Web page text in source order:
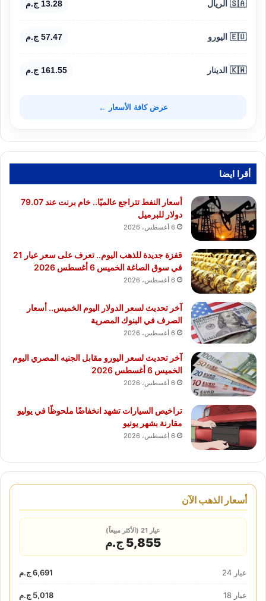
🇸🇦 الريال 13.28 ج.م
🇪🇺 اليورو 57.47 ج.م
🇰🇼 الدينار 161.55 ج.م
عرض كافة الأسعار ←
أقرا ايضا
أسعار النفط تتراجع عالميًا.. خام برنت عند 79.07
دولار للبرميل
6 أغسطس، 2026
قفزة جديدة للذهب اليوم.. تعرف على سعر عيار 21
في سوق الصاغة الخميس 6 أغسطس 2026
6 أغسطس، 2026
آخر تحديث لسعر الدولار اليوم الخميس.. أسعار
الصرف في البنوك المصرية
6 أغسطس، 2026
آخر تحديث لسعر اليورو مقابل الجنيه المصري اليوم
الخميس 6 أغسطس 2026
6 أغسطس، 2026
تراخيص السيارات تشهد انخفاضًا ملحوظًا في يوليو
مقارنة بشهر يونيو
6 أغسطس، 2026
أسعار الذهب الآن
عيار 21 (الأكثر مبيعاً)
5,855 ج.م
عيار 24 6,691 ج.م
عيار 18 5,018 ج.م